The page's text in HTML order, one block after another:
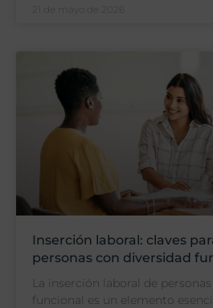
Inserción laboral: claves
personas con diversidad
La inserción laboral de
funcional es un elemento